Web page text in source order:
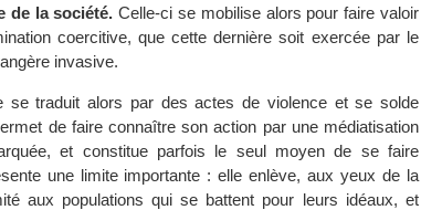
de la société. Celle-ci se mobilise alors pour faire valoir
coercitive, que cette dernière soit exercée par le
invasive.
se traduit alors par des actes de violence et se solde
de faire connaître son action par une médiatisation
et constitue parfois le seul moyen de se faire
une limite importante : elle enlève, aux yeux de la
aux populations qui se battent pour leurs idéaux, et